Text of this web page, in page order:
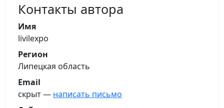
Контакты автора
Имя
livilexpo
Регион
Липецкая область
Email
скрыт — написать письмо